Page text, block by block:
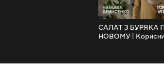
САЛАТ З БУРЯКА
НОВОМУ |